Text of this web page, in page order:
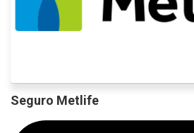
Seguro Metlife